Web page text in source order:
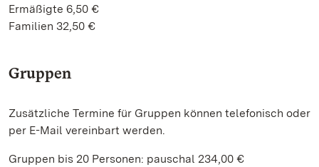
Ermäßigte 6,50 €
Familien 32,50 €
Gruppen
Zusätzliche Termine für Gruppen können telefonisch oder
per E-Mail vereinbart werden.
Gruppen bis 20 Personen: pauschal 234,00 €